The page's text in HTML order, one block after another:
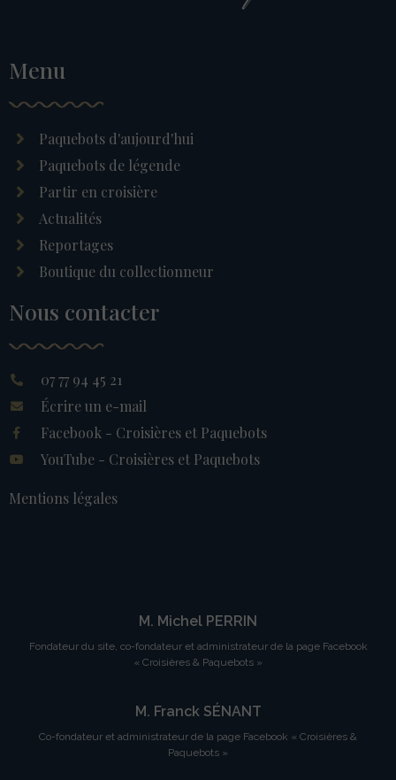
Menu
Paquebots d'aujourd'hui
Paquebots de légende
Partir en croisière
Actualités
Reportages
Boutique du collectionneur
Nous contacter
07 77 94 45 21
Écrire un e-mail
Facebook - Croisières et Paquebots
YouTube - Croisières et Paquebots
Mentions légales
M. Michel PERRIN
Fondateur du site, co-fondateur et administrateur de la page Facebook
« Croisières & Paquebots »
M. Franck SÉNANT
Co-fondateur et administrateur de la page Facebook « Croisières &
Paquebots »